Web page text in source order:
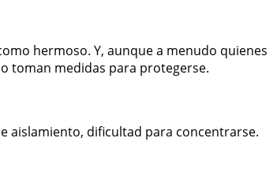
hermoso. Y, aunque a menudo quienes
toman medidas para protegerse.
aislamiento, dificultad para concentrarse.